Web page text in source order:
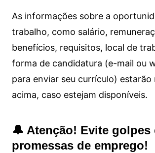
As informações sobre a
trabalho, como salário,
benefícios, requisitos, local de
forma de candidatura (e-mail ou
para enviar seu currículo) estarão
acima, caso estejam disponíveis.
🔔 Atenção! Evite golpes
promessas de emprego!